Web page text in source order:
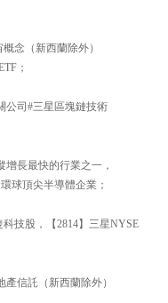
念（新西蘭除外）
；
公司#三星區塊鏈技術
長最快的行業之一，
球頂尖半導體企業；
技股，【2814】三星NYSE
信託（新西蘭除外）